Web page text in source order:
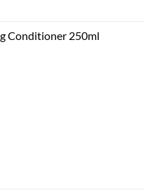
Conditioner 250ml